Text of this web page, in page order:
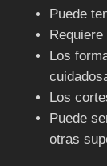
Puede
Los
Los
Puede
otras